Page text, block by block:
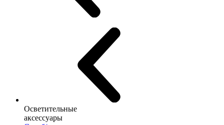
Осветительные
аксессуары